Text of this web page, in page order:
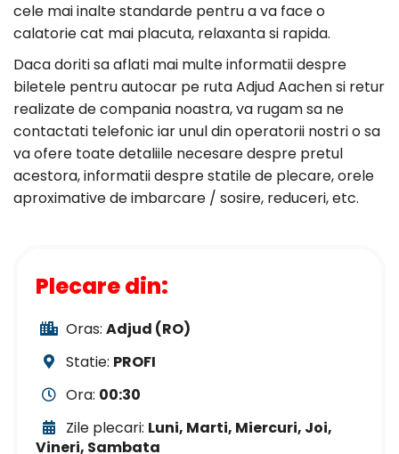
cele mai inalte standarde pentru a va face o
calatorie cat mai placuta, relaxanta si rapida.
Daca doriti sa aflati mai multe informatii despre
biletele pentru autocar pe ruta Adjud Aachen si retur
realizate de compania noastra, va rugam sa ne
contactati telefonic iar unul din operatorii nostri o sa
va ofere toate detaliile necesare despre pretul
acestora, informatii despre statile de plecare, orele
aproximative de imbarcare / sosire, reduceri, etc.
Plecare din:
Oras: Adjud (RO)
Statie: PROFI
Ora: 00:30
Zile plecari: Luni, Marti, Miercuri, Joi,
Vineri, Sambata